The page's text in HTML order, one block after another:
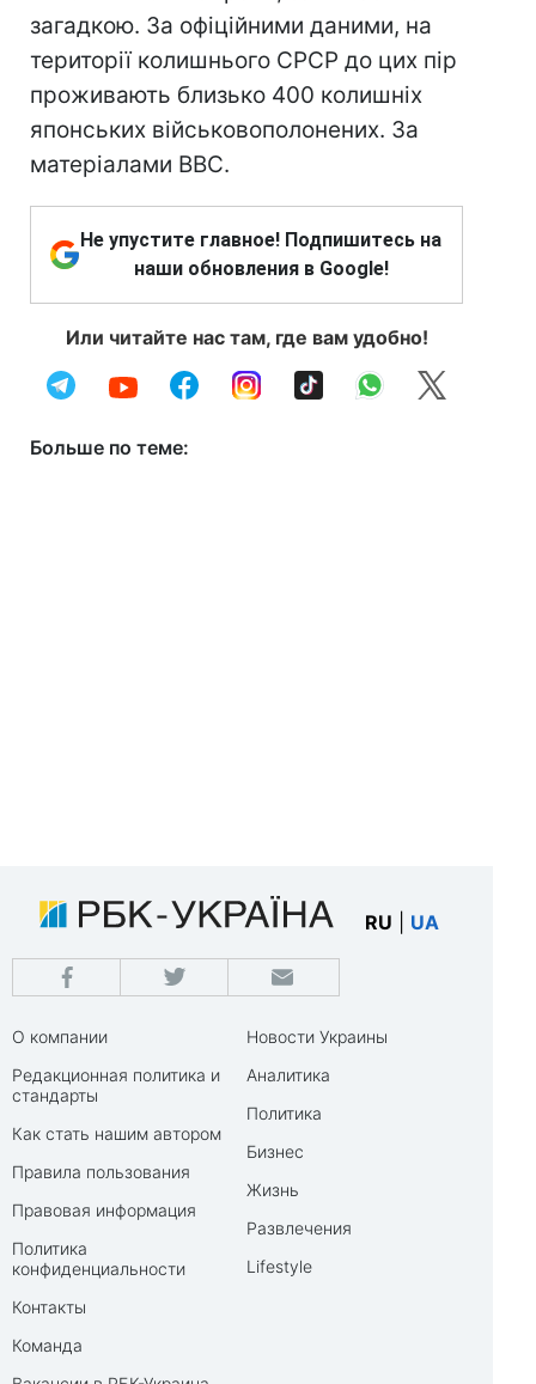
загадкою. За офіційними даними, на
території колишнього СРСР до цих пір
проживають близько 400 колишніх
японських військовополонених. За
матеріалами ВВС.
Не упустите главное! Подпишитесь на
наши обновления в Google!
Или читайте нас там, где вам удобно!
Больше по теме:
RU UA
О компании
Редакционная политика и
стандарты
Как стать нашим автором
Правила пользования
Правовая информация
Политика
конфиденциальности
Контакты
Команда
Новости Украины
Аналитика
Политика
Бизнес
Жизнь
Развлечения
Lifestyle